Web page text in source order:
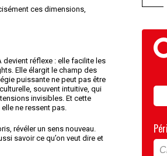
ces dimensions,
devient réflexe : elle facilite les
Elle élargit le champ des
puissante ne peut pas être
souvent intuitive, qui
invisibles. Et cette
ne ressent pas.
révéler un sens nouveau.
savoir ce qu’on veut dire et